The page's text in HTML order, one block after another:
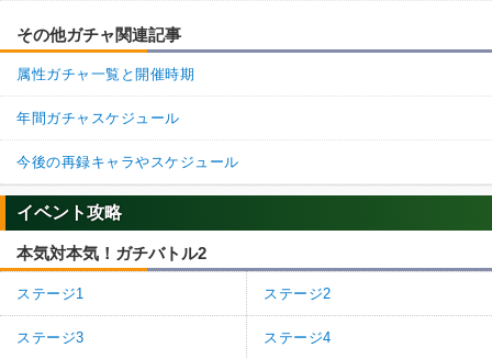
その他ガチャ関連記事
属性ガチャ一覧と開催時期
年間ガチャスケジュール
今後の再録キャラやスケジュール
イベント攻略
本気対本気！ガチバトル2
ステージ1 ステージ2
ステージ3 ステージ4